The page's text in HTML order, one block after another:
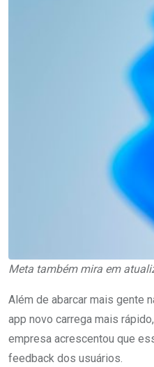
Meta também mira em
Além de abarcar mais gente
app novo carrega mais
empresa acrescentou que
feedback dos usuários.